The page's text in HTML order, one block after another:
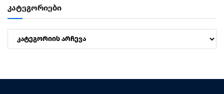
კატეგორიები
კატეგორიები